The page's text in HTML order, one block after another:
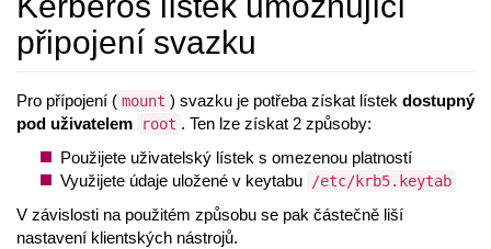
připojení svazku
Pro přípojení ( mount ) svazku je potřeba získat lístek dostupný
pod uživatelem
root . Ten lze získat 2 způsoby:
Použijete uživatelský lístek s omezenou platností
Využijete údaje uložené v keytabu
/etc/krb5.keytab
V závislosti na použitém způsobu se pak částečně liší
nastavení klientských nástrojů.